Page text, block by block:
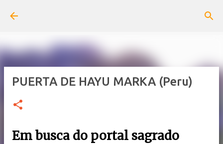
PUERTA DE HAYU MARKA (Peru)
Em busca do portal sagrado